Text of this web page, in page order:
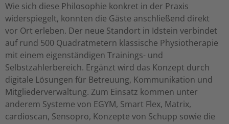
Wie sich diese Philosophie konkret in der Praxis
widerspiegelt, konnten die Gäste anschließend direkt
vor Ort erleben. Der neue Standort in Idstein verbindet
auf rund 500 Quadratmetern klassische Physiotherapie
mit einem eigenständigen Trainings- und
Selbstzahlerbereich. Ergänzt wird das Konzept durch
digitale Lösungen für Betreuung, Kommunikation und
Mitgliederverwaltung. Zum Einsatz kommen unter
anderem Systeme von EGYM, Smart Flex, Matrix,
cardioscan, Sensopro, Konzepte von Schupp sowie die